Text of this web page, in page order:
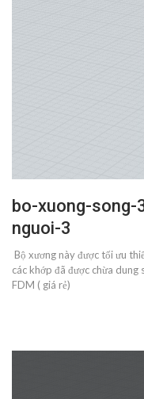
bo-xuong-
nguoi-3
Bộ xương này được tối ưu
các khớp đã được chừa dung
FDM ( giá rẻ)